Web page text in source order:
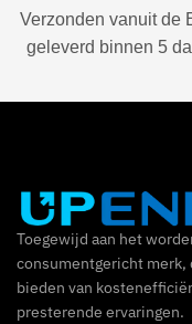
Verzonden vanuit de
geleverd binnen 5
Toegewijd aan het
consumentgericht merk,
bieden van
presterende ervaringen.